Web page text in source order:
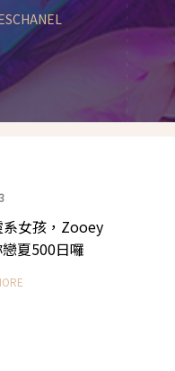
系女孩，Zooey
夏500日囉